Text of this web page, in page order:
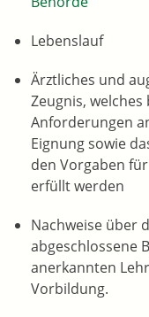
Lebenslauf
Ärztliches und
Zeugnis,
Anforderungen
Eignung sowie
den Vorgaben
erfüllt werden
Nachweise über
abgeschlossene
anerkannten
Vorbildung.